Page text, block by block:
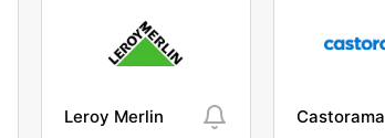
Leroy Merlin Castorama